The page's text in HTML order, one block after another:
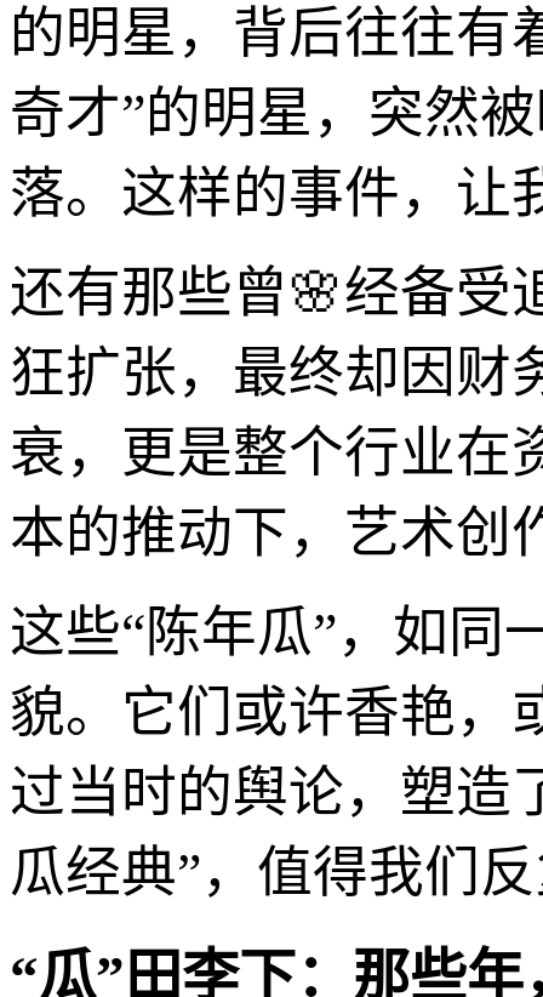
的明星，背后往往有
奇才”的明星，突然
落。这样的事件，让
还有那些曾🌸经备受
狂扩张，最终却因财
衰，更是整个行业在
本的推动下，艺术创
这些“陈年瓜”，如同
貌。它们或许香艳，
过当时的舆论，塑造
瓜经典”，值得我们
“瓜”田李下：那些